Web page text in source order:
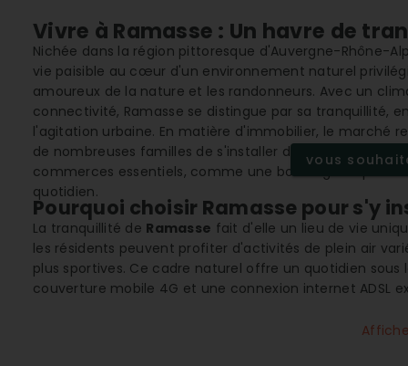
Vivre à Ramasse : Un havre de
Nichée dans la région pittoresque d'Auvergne-Rhône-
vie paisible au cœur d'un environnement naturel
amoureux de la nature et les randonneurs. Avec un
connectivité, Ramasse se distingue par sa tranquillité,
l'agitation urbaine. En matière d'immobilier, le marché
de nombreuses familles de s'installer dans la région.
commerces essentiels, comme une boulangerie-
quotidien.
vous
Pourquoi choisir Ramasse pour s'y
La tranquillité de Ramasse fait d'elle un lieu de vie
les résidents peuvent profiter d'activités de plein air
plus sportives. Ce cadre naturel offre un quotidien
couverture mobile 4G et une connexion internet ADSL
Une infrastructure locale bien